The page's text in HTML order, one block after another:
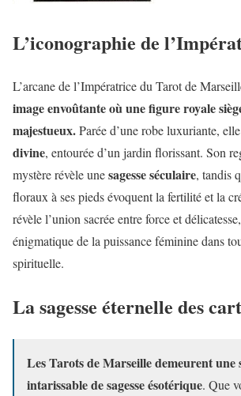
L’iconographie de
L’arcane de l’Impératrice du Tarot de
image envoûtante où une figure royale
majestueux.Parée d’une robe luxuriante,
divine, entourée d’un jardin florissant. Son
mystère révèle unesagesse séculaire, tandis
floraux à ses pieds évoquent la fertilité et la
révèle l’union sacrée entre force et
énigmatique de la puissance féminine dans
spirituelle.
La sagesse éternelle des
Les Tarots de Marseille demeurent une
intarissable de sagesse ésotérique. Que